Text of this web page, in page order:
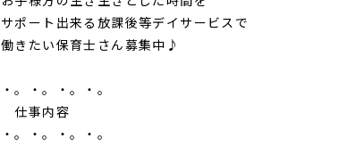
サポート出来る放課後等デイサービスで
働きたい保育士さん募集中♪
・。・。・。・。
仕事内容
・。・。・。・。